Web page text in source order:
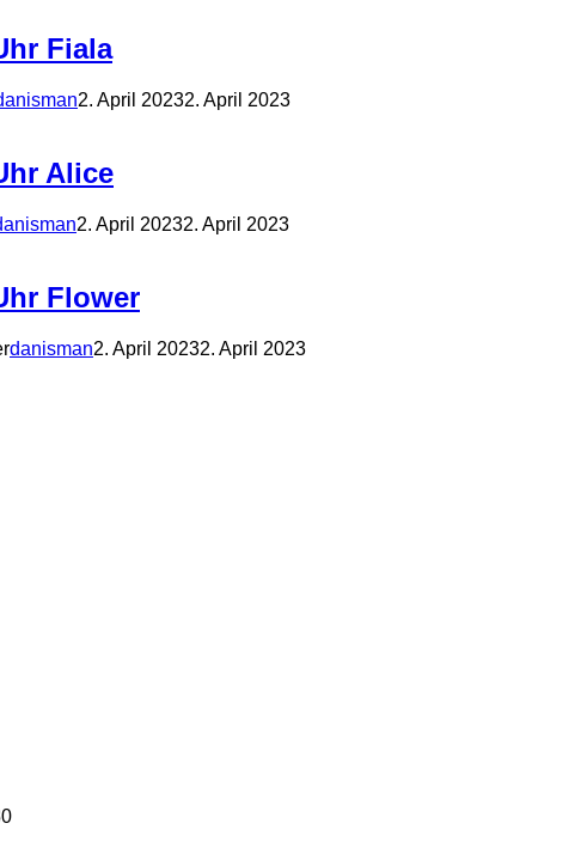
Fiala
2. April 20232. April 2023
Alice
2. April 20232. April 2023
Flower
danisman2. April 20232. April 2023